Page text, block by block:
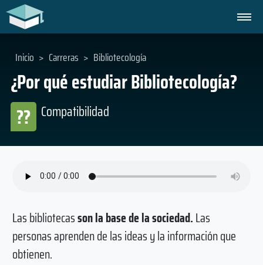
¿Por qué estudiar Bibliotecología?
Compatibilidad
??
Inicio > Carreras > Bibliotecología
Las bibliotecasson la base de la sociedad.Las
personas aprenden de las ideas y la información que
obtienen.